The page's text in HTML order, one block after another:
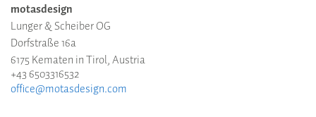
motasdesign
Lunger & Scheiber OG
Dorfstraße 16a
6175 Kematen in Tirol, Austria
+43 6503316532
office@motasdesign.com